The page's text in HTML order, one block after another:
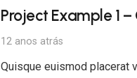
Project Example 1 –
12 anos atrás
Quisque euismod placerat